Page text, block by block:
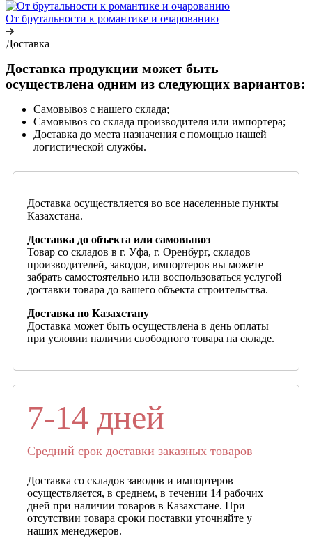
От брутальности к романтике и очарованию
Доставка
Доставка продукции может быть
осуществлена одним из следующих вариантов:
Самовывоз с нашего склада;
Самовывоз со склада производителя или импортера;
Доставка до места назначения с помощью нашей
логистической службы.
Доставка осуществляется во все населенные пункты
Казахстана.
Доставка до объекта или самовывоз
Товар со складов в г. Уфа, г. Оренбург, складов
производителей, заводов, импортеров вы можете
забрать самостоятельно или воспользоваться услугой
доставки товара до вашего объекта строительства.
Доставка по Казахстану
Доставка может быть осуществлена в день оплаты
при условии наличии свободного товара на складе.
7-14 дней
Средний срок доставки заказных товаров
Доставка со складов заводов и импортеров
осуществляется, в среднем, в течении 14 рабочих
дней при наличии товаров в Казахстане. При
отсутствии товара сроки поставки уточняйте у
наших менеджеров.